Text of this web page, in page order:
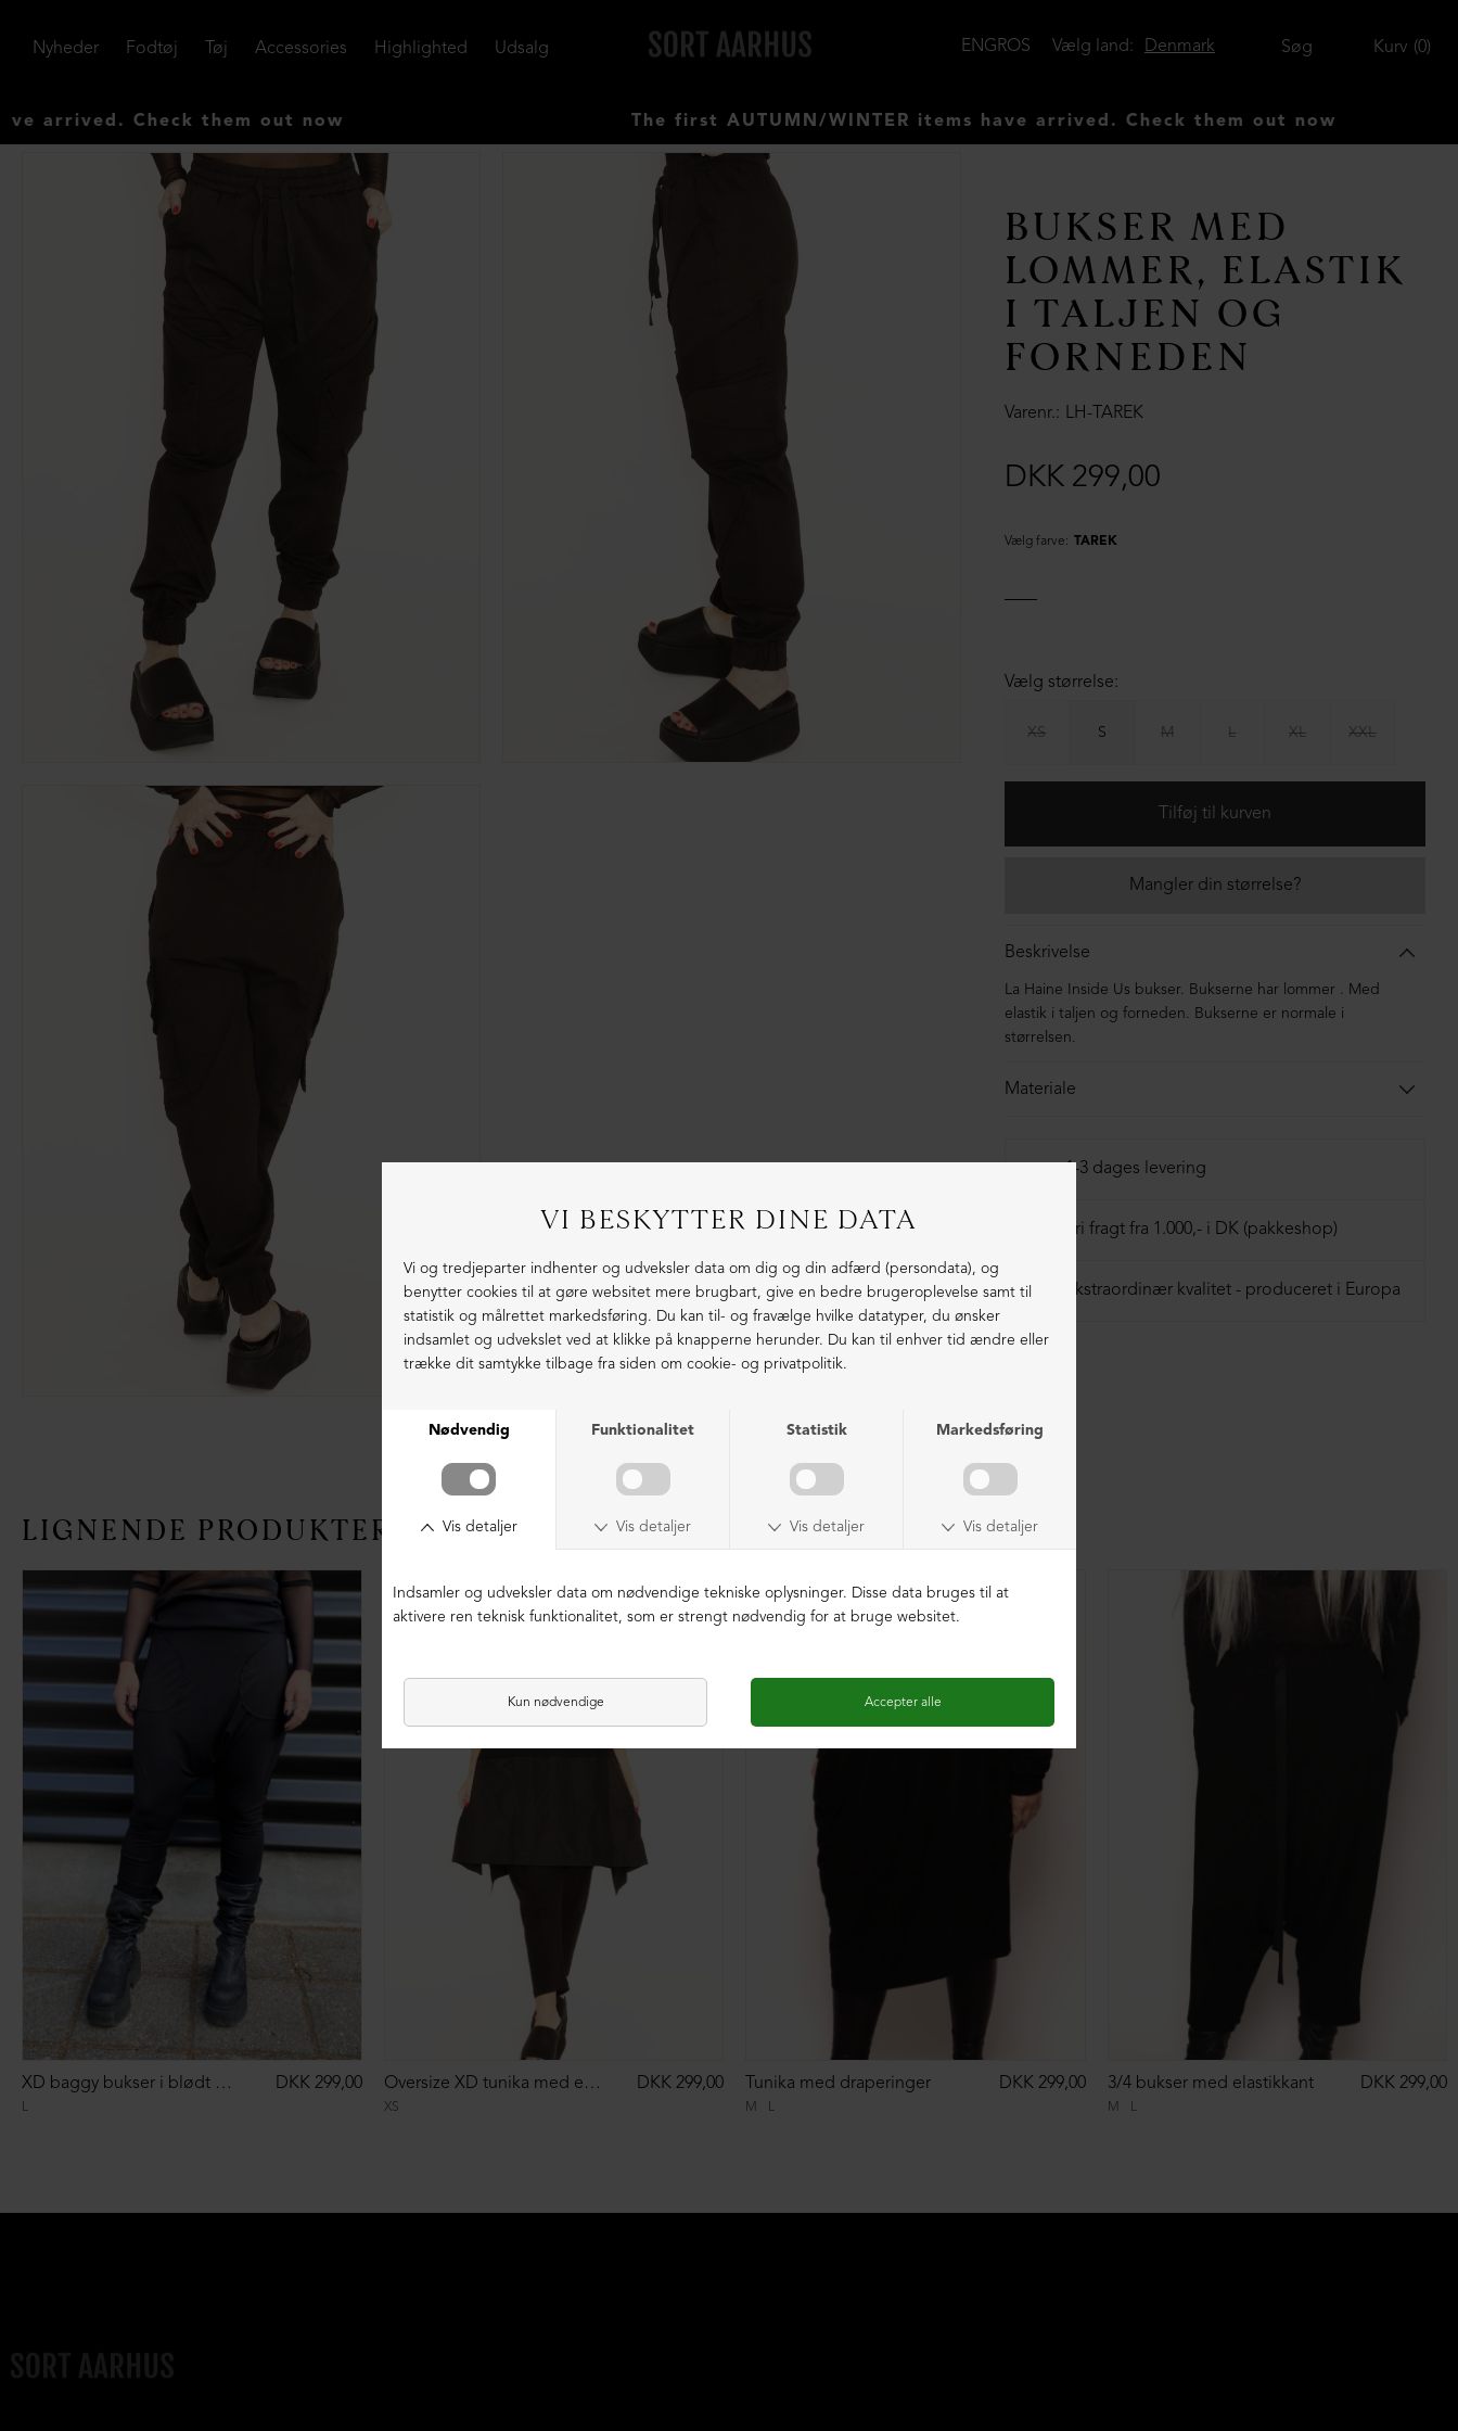
Nyheder Fodtøj Tøj Accessories Highlighted Udsalg Kurv 0
Søg
Denmark
Vælg land:
ENGROS
Check them out now The first AUTUMN/WINTER items have arrived. Check them out now
BUKSER MED
LOMMER, ELASTIK
I TALJEN OG
FORNEDEN
Varenr. LH-TAREK
DKK 299,00
Vælg farve: TAREK
Vælg størrelse:
XS S M L XL XXL
Mangler din størrelse?
Beskrivelse
La Haine Inside Us bukser. Bukserne har lommer . Med
elastik i taljen og forneden. Bukserne er normale i
størrelsen.
Materiale
1-3 dages levering
Fri fragt fra 1.000,- i DK (pakkeshop)
Ekstraordinær kvalitet - produceret i Europa
LIGNENDE PRODUKTER
L
XD baggy bukser i blødt materiale DKK 299,00
XS
Oversize XD tunika med en lomme foran DKK 299,00
M L
Tunika med draperinger DKK 299,00
M L
3/4 bukser med elastikkant DKK 299,00